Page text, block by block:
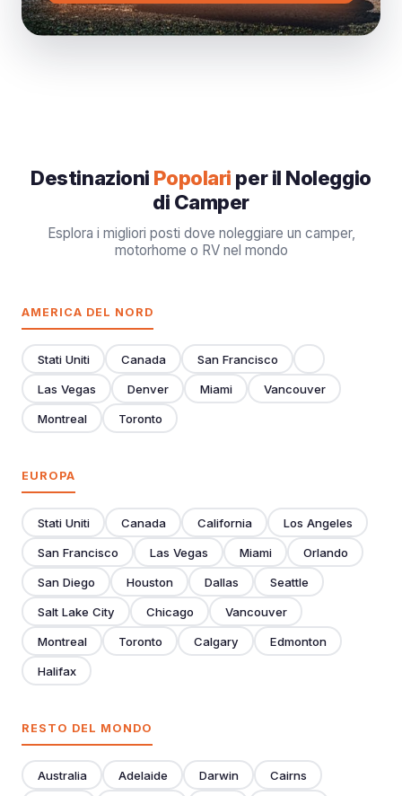
Destinazioni Popolari per il Noleggio
di Camper
Esplora i migliori posti dove noleggiare un camper,
motorhome o RV nel mondo
AMERICA DEL NORD
Stati Uniti Canada San Francisco
Las Vegas Denver Miami Vancouver
Montreal Toronto
EUROPA
Stati Uniti Canada California Los Angeles
San Francisco Las Vegas Miami Orlando
San Diego Houston Dallas Seattle
Salt Lake City Chicago Vancouver
Montreal Toronto Calgary Edmonton
Halifax
RESTO DEL MONDO
Australia Adelaide Darwin Cairns